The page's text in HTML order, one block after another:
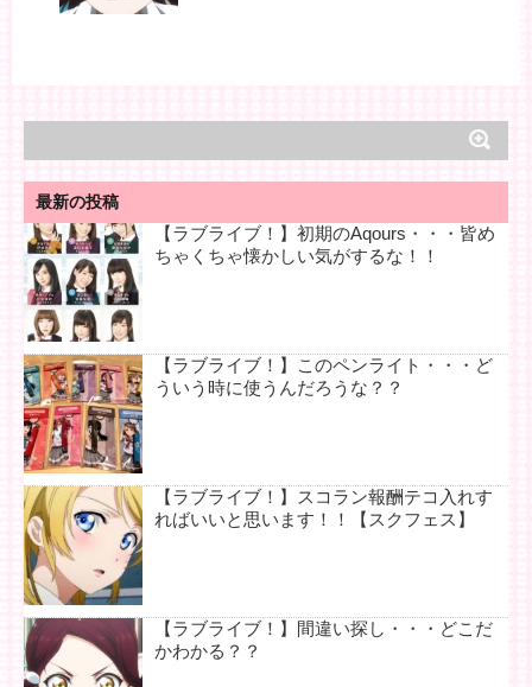
最新の投稿
【ラブライブ！】初期のAqours・・・皆め
ちゃくちゃ懐かしい気がするな！！
【ラブライブ！】このペンライト・・・ど
ういう時に使うんだろうな？？
【ラブライブ！】スコラン報酬テコ入れす
ればいいと思います！！【スクフェス】
【ラブライブ！】間違い探し・・・どこだ
かわかる？？